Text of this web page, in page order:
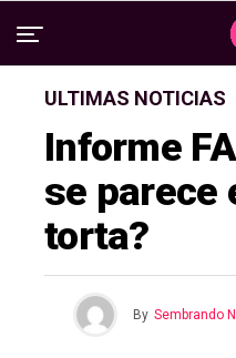
ULTIMAS NOTICIAS
Informe
se parece
torta?
By Sembrando